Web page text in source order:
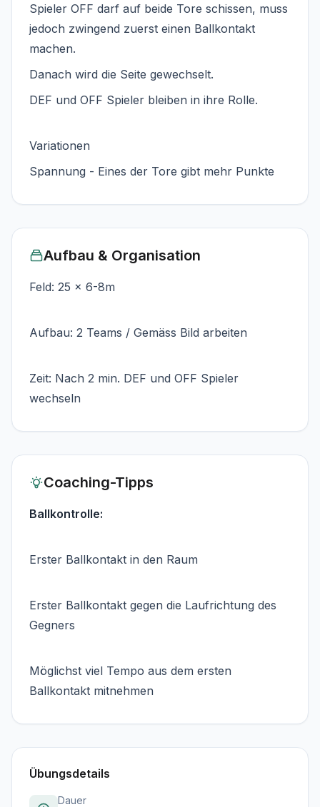
Spieler OFF darf auf beide Tore schissen, muss
jedoch zwingend zuerst einen Ballkontakt
machen.
Danach wird die Seite gewechselt.
DEF und OFF Spieler bleiben in ihre Rolle.
Variationen
Spannung - Eines der Tore gibt mehr Punkte
Aufbau & Organisation
Feld: 25 x 6-8m
Aufbau: 2 Teams / Gemäss Bild arbeiten
Zeit: Nach 2 min. DEF und OFF Spieler
wechseln
Coaching-Tipps
Ballkontrolle:
Erster Ballkontakt in den Raum
Erster Ballkontakt gegen die Laufrichtung des
Gegners
Möglichst viel Tempo aus dem ersten
Ballkontakt mitnehmen
Übungsdetails
Dauer